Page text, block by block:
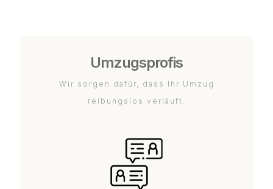
Umzugsprofis
Wir sorgen dafür, dass Ihr Umzug
reibungslos verläuft.